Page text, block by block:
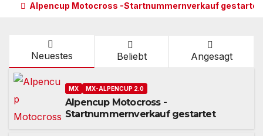
Alpencup Motocross -Startnummernverkauf gestartet
Neuestes Beliebt Angesagt
MX MX-ALPENCUP 2.0
Alpencup Motocross -
Startnummernverkauf gestartet